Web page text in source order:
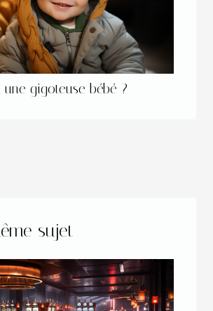
gigoteuse bébé ?
sujet